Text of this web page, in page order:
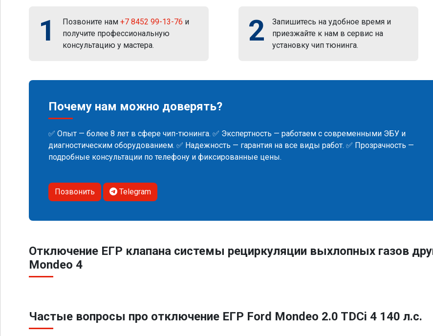
1 Позвоните нам +7 8452 99-13-76 и
получите профессиональную
консультацию у мастера.
2
Запишитесь на удобное время и
приезжайте к нам в сервис на
установку чип тюнинга.
Почему нам можно доверять?
✅ Опыт — более 8 лет в сфере чип-тюнинга. ✅ Экспертность — работаем с современными ЭБУ и
диагностическим оборудованием. ✅ Надежность — гарантия на все виды работ. ✅ Прозрачность —
подробные консультации по телефону и фиксированные цены.
Позвонить Telegram
Отключение ЕГР клапана системы рециркуляции выхлопных газов
Mondeo 4
Частые вопросы про отключение ЕГР Ford Mondeo 2.0 TDCi 4 140 л.с.